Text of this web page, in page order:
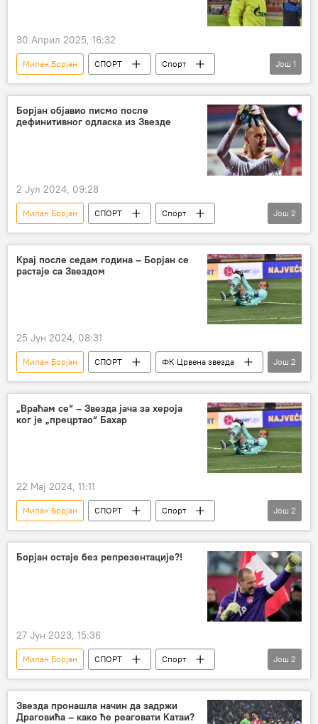
30 Април 2025, 16:32
Милан Борјан СПОРТ
Спорт
Фудбал
Још 1
Борјан објавио писмо после
дефинитивног одласка из Звезде
2 Јул 2024, 09:28
Милан Борјан СПОРТ
Спорт
Фудбал
ФК Црвена звезда
Још 2
Крај после седам година – Борјан се
растаје са Звездом
25 Јун 2024, 08:31
Милан Борјан СПОРТ
ФК Црвена звезда
Спорт
Фудбал
Још 2
„Враћам се“ – Звезда јача за хероја
ког је „прецртао“ Бахар
22 Мај 2024, 11:11
Милан Борјан СПОРТ
Спорт
Фудбал
ФК Црвена звезда
Још 2
Борјан остаје без репрезентације?!
27 Јун 2023, 15:36
Милан Борјан СПОРТ
Спорт
Фудбал
Канада
Још 2
Звезда пронашла начин да задржи
Драговића – како ће реаговати Катаи?